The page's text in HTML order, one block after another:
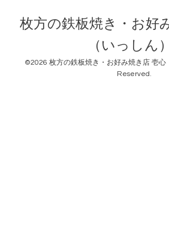
枚方の鉄板焼き・お好
（いっしん）
©2026 枚方の鉄板焼き・お好み焼き店 壱心
Reserved.